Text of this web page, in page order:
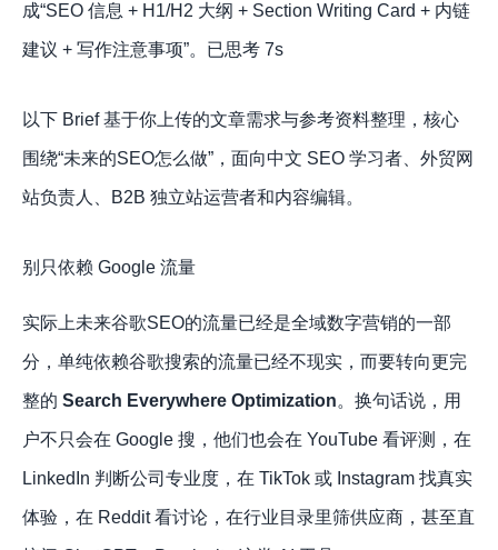
成“SEO 信息 + H1/H2 大纲 + Section Writing Card + 内链
建议 + 写作注意事项”。已思考 7s
以下 Brief 基于你上传的文章需求与参考资料整理，核心
围绕“未来的SEO怎么做”，面向中文 SEO 学习者、外贸网
站负责人、B2B 独立站运营者和内容编辑。
别只依赖 Google 流量
实际上未来谷歌SEO的流量已经是全域数字营销的一部
分，单纯依赖谷歌搜索的流量已经不现实，而要转向更完
整的 Search Everywhere Optimization。换句话说，用
户不只会在 Google 搜，他们也会在 YouTube 看评测，在
LinkedIn 判断公司专业度，在 TikTok 或 Instagram 找真实
体验，在 Reddit 看讨论，在行业目录里筛供应商，甚至直